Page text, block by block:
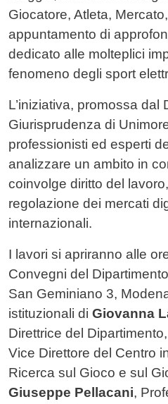
Giocatore, Atleta,
appuntamento di
dedicato alle molteplici
fenomeno degli sport
L’iniziativa, promossa dal
Giurisprudenza di
professionisti ed esperti
analizzare un ambito in
coinvolge diritto del
regolazione dei mercati
internazionali.
I lavori si apriranno alle
Convegni del
San Geminiano 3,
istituzionali di Giovanna
Direttrice del Dipartimento,
Vice Direttore del Centro
Ricerca sul Gioco e sul
Giuseppe Pellacani,